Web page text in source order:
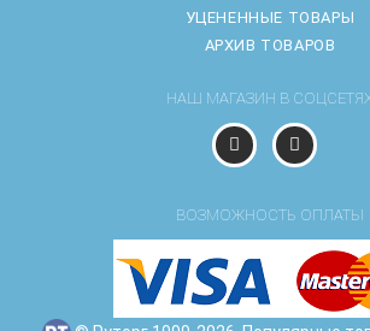
УЦЕНЕННЫЕ ТОВАРЫ
АРХИВ ТОВАРОВ
НАШ МАГАЗИН В
ВОЗМОЖНОСТЬ ОПЛАТЫ